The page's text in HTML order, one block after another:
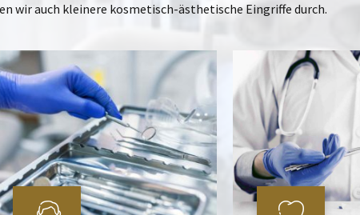
wir auch kleinere kosmetisch-ästhetische Eingriffe durch.